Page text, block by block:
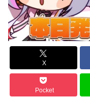
X
Pocket